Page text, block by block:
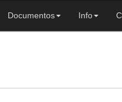
Documentos Info